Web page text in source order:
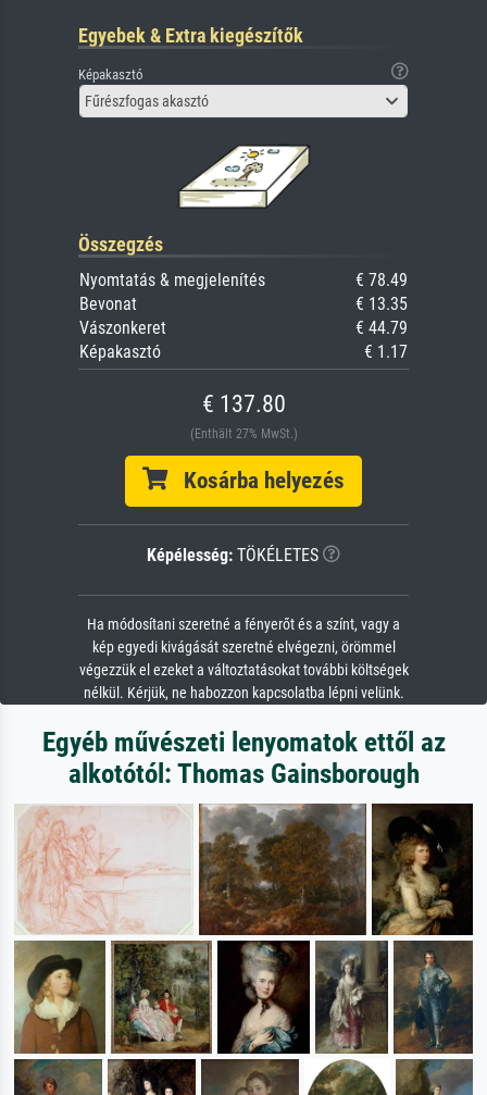
Egyebek & Extra kiegészítők
Képakasztó
Fűrészfogas akasztó
Összegzés
Nyomtatás & megjelenítés
€ 78.49
Bevonat
€ 13.35
Vászonkeret
€ 44.79
Képakasztó
€ 1.17
€ 137.80
(Enthält 27% MwSt.)
Kosárba helyezés
Képélesség: TÖKÉLETES
Ha módosítani szeretné a fényerőt és a színt, vagy a
kép egyedi kivágását szeretné elvégezni, örömmel
végezzük el ezeket a változtatásokat további költségek
nélkül. Kérjük, ne habozzon kapcsolatba lépni velünk.
Egyéb művészeti lenyomatok ettől az
alkotótól: Thomas Gainsborough